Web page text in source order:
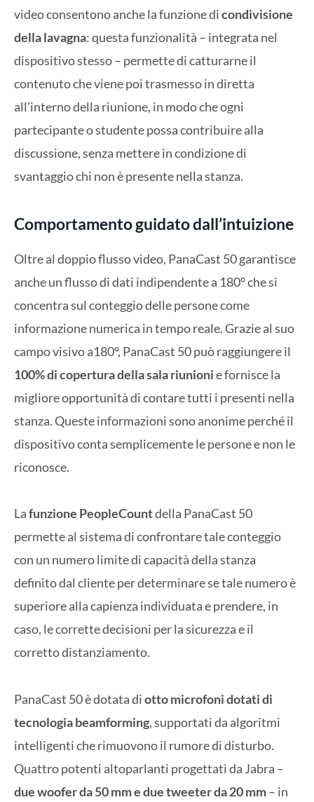
video consentono anche la funzione dicondivisione
della lavagna: questa funzionalità – integrata nel
dispositivo stesso – permette di catturarne il
contenuto che viene poi trasmesso in diretta
all’interno della riunione, in modo che ogni
partecipante o studente possa contribuire alla
discussione, senza mettere in condizione di
svantaggio chi non è presente nella stanza.
Comportamento guidato dall’intuizione
Oltre al doppio flusso video, PanaCast 50 garantisce
anche un flusso di dati indipendente a 180° che si
concentra sul conteggio delle persone come
informazione numerica in tempo reale. Grazie al suo
campo visivo a180°, PanaCast 50 può raggiungere il
100% di copertura della sala riunionie fornisce la
migliore opportunità di contare tutti i presenti nella
stanza. Queste informazioni sono anonime perché il
dispositivo conta semplicemente le persone e non le
riconosce.
Lafunzione PeopleCountdella PanaCast 50
permette al sistema di confrontare tale conteggio
con un numero limite di capacità della stanza
definito dal cliente per determinare se tale numero è
superiore alla capienza individuata e prendere, in
caso, le corrette decisioni per la sicurezza e il
corretto distanziamento.
PanaCast 50 è dotata diotto microfoni dotati di
tecnologia beamforming, supportati da algoritmi
intelligenti che rimuovono il rumore di disturbo.
Quattro potenti altoparlanti progettati da Jabra –
due woofer da 50 mm e due tweeter da 20 mm– in